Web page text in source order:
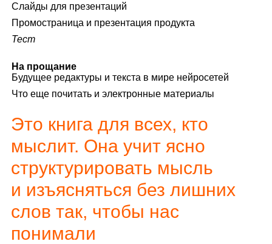
Слайды для презентаций
Промостраница и презентация продукта
Тест
На прощание
Будущее редактуры и текста в мире нейросетей
Что еще почитать и электронные материалы
Это книга для всех, кто
мыслит. Она учит ясно
структурировать мысль
и изъясняться без лишних
слов так, чтобы нас
понимали